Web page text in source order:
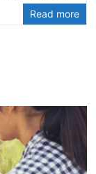
Read more